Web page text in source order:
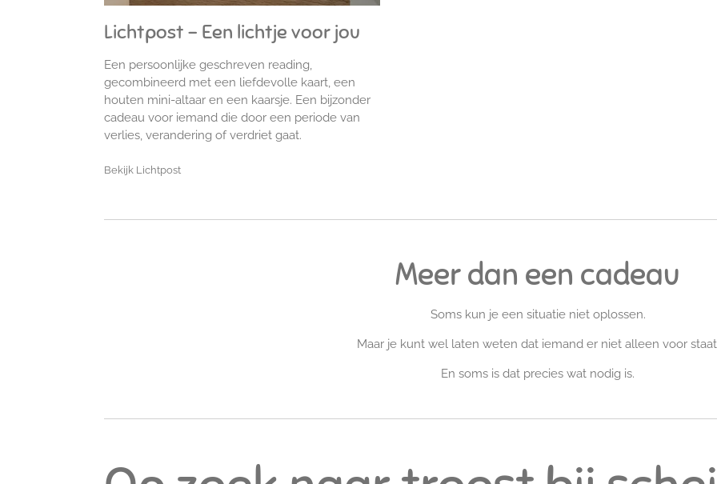
Lichtpost - Een lichtje voor jou
Een persoonlijke geschreven reading,
gecombineerd met een liefdevolle kaart, een
houten mini-altaar en een kaarsje. Een bijzonder
cadeau voor iemand die door een periode van
verlies, verandering of verdriet gaat.
Bekijk Lichtpost
Meer dan een cadeau
Soms kun je een situatie niet oplossen.
Maar je kunt wel laten weten dat iemand er niet alleen voor
En soms is dat precies wat nodig is.